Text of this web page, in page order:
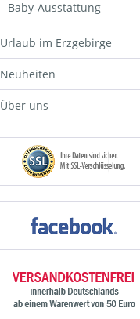
Baby-Ausstattung
Urlaub im Erzgebirge
Neuheiten
Über uns